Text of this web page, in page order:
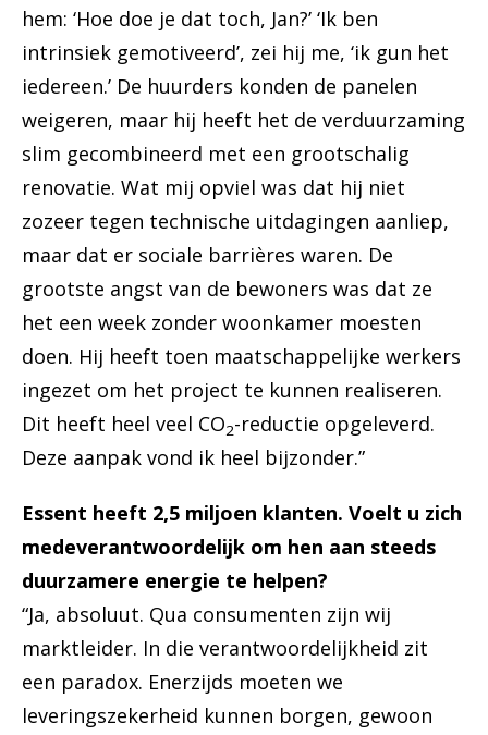
hem: ‘Hoe doe je dat toch, Jan?’ ‘Ik ben
intrinsiek gemotiveerd’, zei hij me, ‘ik gun het
iedereen.’ De huurders konden de panelen
weigeren, maar hij heeft het de verduurzaming
slim gecombineerd met een grootschalig
renovatie. Wat mij opviel was dat hij niet
zozeer tegen technische uitdagingen aanliep,
maar dat er sociale barrières waren. De
grootste angst van de bewoners was dat ze
het een week zonder woonkamer moesten
doen. Hij heeft toen maatschappelijke werkers
ingezet om het project te kunnen realiseren.
Dit heeft heel veel CO2-reductie opgeleverd.
Deze aanpak vond ik heel bijzonder.”
Essent heeft 2,5 miljoen klanten. Voelt u zich
medeverantwoordelijk om hen aan steeds
duurzamere energie te helpen?
“Ja, absoluut. Qua consumenten zijn wij
marktleider. In die verantwoordelijkheid zit
een paradox. Enerzijds moeten we
leveringszekerheid kunnen borgen, gewoon